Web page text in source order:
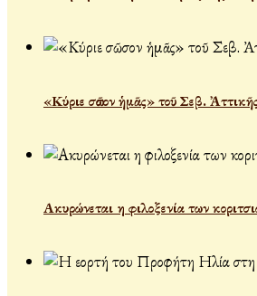
«Κύριε σῶσον ἡμᾶς» τοῦ Σεβ.
Ακυρώνεται η φιλοξενία των